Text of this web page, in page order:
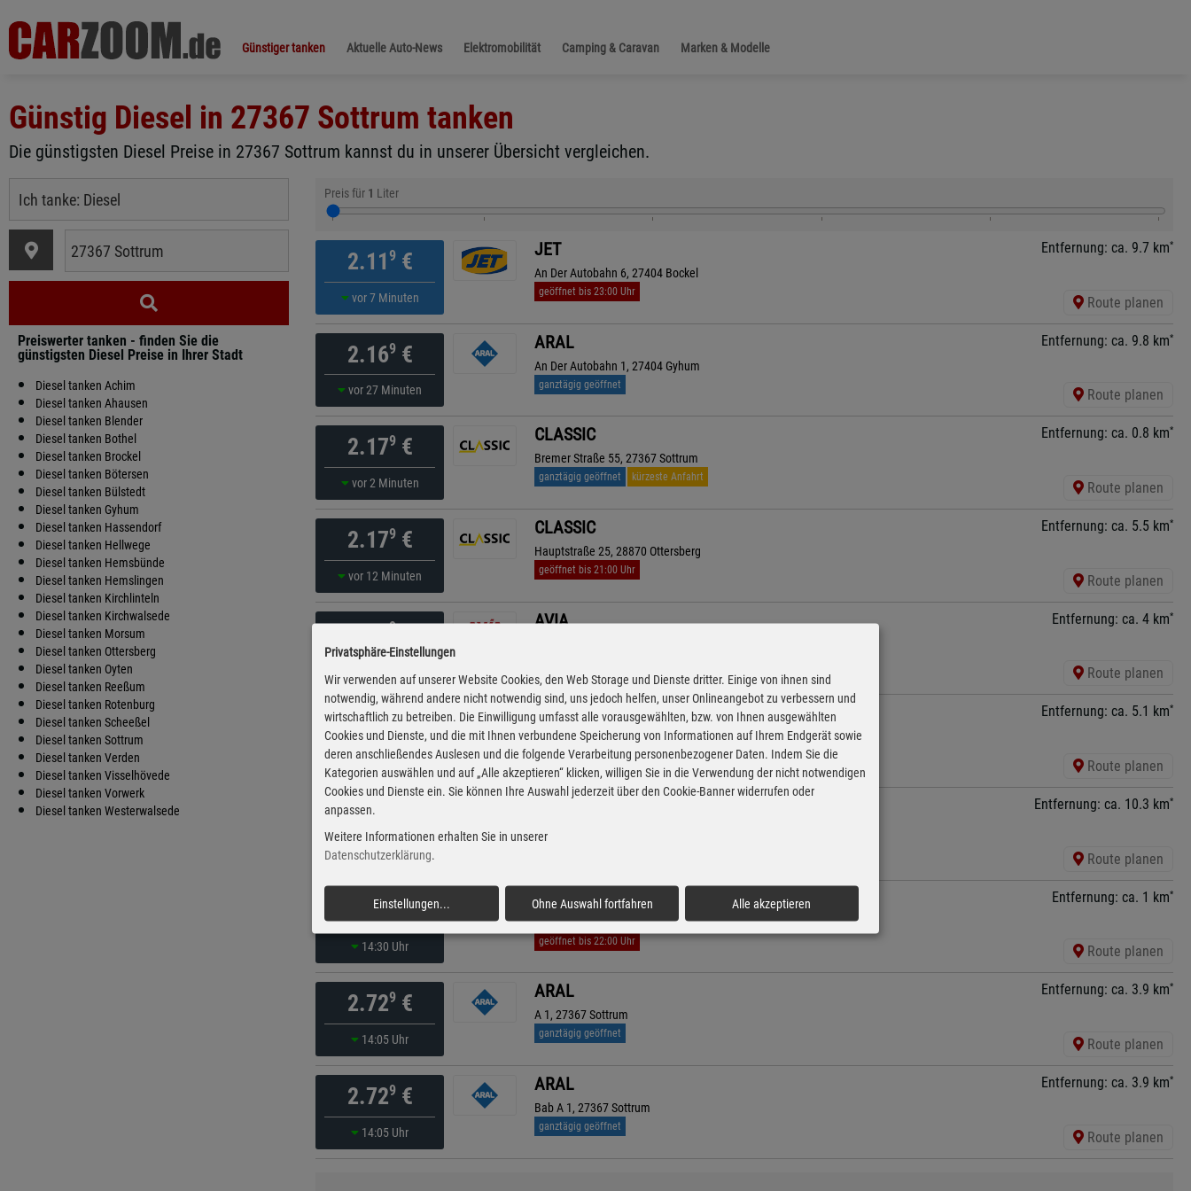
Günstiger tanken Aktuelle Auto-News Elektromobilität Camping & Caravan Marken & Modelle
Günstig Diesel in 27367 Sottrum tanken
Die günstigsten Diesel Preise in 27367 Sottrum kannst du in unserer Übersicht vergleichen.
Preiswerter tanken - finden Sie die
günstigsten Diesel Preise in Ihrer Stadt
Diesel tanken Achim
Diesel tanken Ahausen
Diesel tanken Blender
Diesel tanken Bothel
Diesel tanken Brockel
Diesel tanken Bötersen
Diesel tanken Bülstedt
Diesel tanken Gyhum
Diesel tanken Hassendorf
Diesel tanken Hellwege
Diesel tanken Hemsbünde
Diesel tanken Hemslingen
Diesel tanken Kirchlinteln
Diesel tanken Kirchwalsede
Diesel tanken Morsum
Diesel tanken Ottersberg
Diesel tanken Oyten
Diesel tanken Reeßum
Diesel tanken Rotenburg
Diesel tanken Scheeßel
Diesel tanken Sottrum
Diesel tanken Verden
Diesel tanken Visselhövede
Diesel tanken Vorwerk
Diesel tanken Westerwalsede
Preis für 1 Liter
2.11 9€
vor 7 Minuten
JET
An Der Autobahn 6, 27404 Bockel
geöffnet bis 23:00 Uhr
Entfernung: ca. 9.7 km*
Route planen
2.169€
vor 27 Minuten
ARAL
An Der Autobahn 1, 27404 Gyhum
ganztägig geöffnet
Entfernung: ca. 9.8 km*
Route planen
2.179€
vor 2 Minuten
CLASSIC
Bremer Straße 55, 27367 Sottrum
ganztägig geöffnet kürzeste Anfahrt
Entfernung: ca. 0.8 km*
Route planen
2.179€
vor 12 Minuten
CLASSIC
Hauptstraße 25, 28870 Ottersberg
geöffnet bis 21:00 Uhr
Entfernung: ca. 5.5 km*
Route planen
2.189€ AVIA Entfernung: ca. 4 km*
Route planen
2.189€
vor 22 Minuten
AVIA
Große Straße 6, 28870 Ottersberg
ganztägig geöffnet
Entfernung: ca. 5.1 km*
Route planen
2.19
vor 7 Minuten
CLASSIC Entfernung: ca. 10.3 km*
Route planen
2.229€
14:30 Uhr
ARAL
Bremer Straße 32, 27367 Sottrum
geöffnet bis 22:00 Uhr
Entfernung: ca. 1 km*
Route planen
2.729€
14:05 Uhr
ARAL
A 1, 27367 Sottrum
ganztägig geöffnet
Entfernung: ca. 3.9 km*
Route planen
2.729€
14:05 Uhr
ARAL
Bab A 1, 27367 Sottrum
ganztägig geöffnet
Entfernung: ca. 3.9 km*
Route planen
Privatsphäre-Einstellungen
Wir verwenden auf unserer Website Cookies, den Web Storage und Dienste dritter. Einige von ihnen sind
notwendig, während andere nicht notwendig sind, uns jedoch helfen, unser Onlineangebot zu verbessern und
wirtschaftlich zu betreiben. Die Einwilligung umfasst alle vorausgewählten, bzw. von Ihnen ausgewählten
Cookies und Dienste, und die mit Ihnen verbundene Speicherung von Informationen auf Ihrem Endgerät sowie
deren anschließendes Auslesen und die folgende Verarbeitung personenbezogener Daten. Indem Sie die
Kategorien auswählen und auf „Alle akzeptieren“ klicken, willigen Sie in die Verwendung der nicht notwendigen
Cookies und Dienste ein. Sie können Ihre Auswahl jederzeit über den Cookie-Banner widerrufen oder
anpassen.
Weitere Informationen erhalten Sie in unserer
Datenschutzerklärung.
Einstellungen... Ohne Auswahl fortfahren Alle akzeptieren